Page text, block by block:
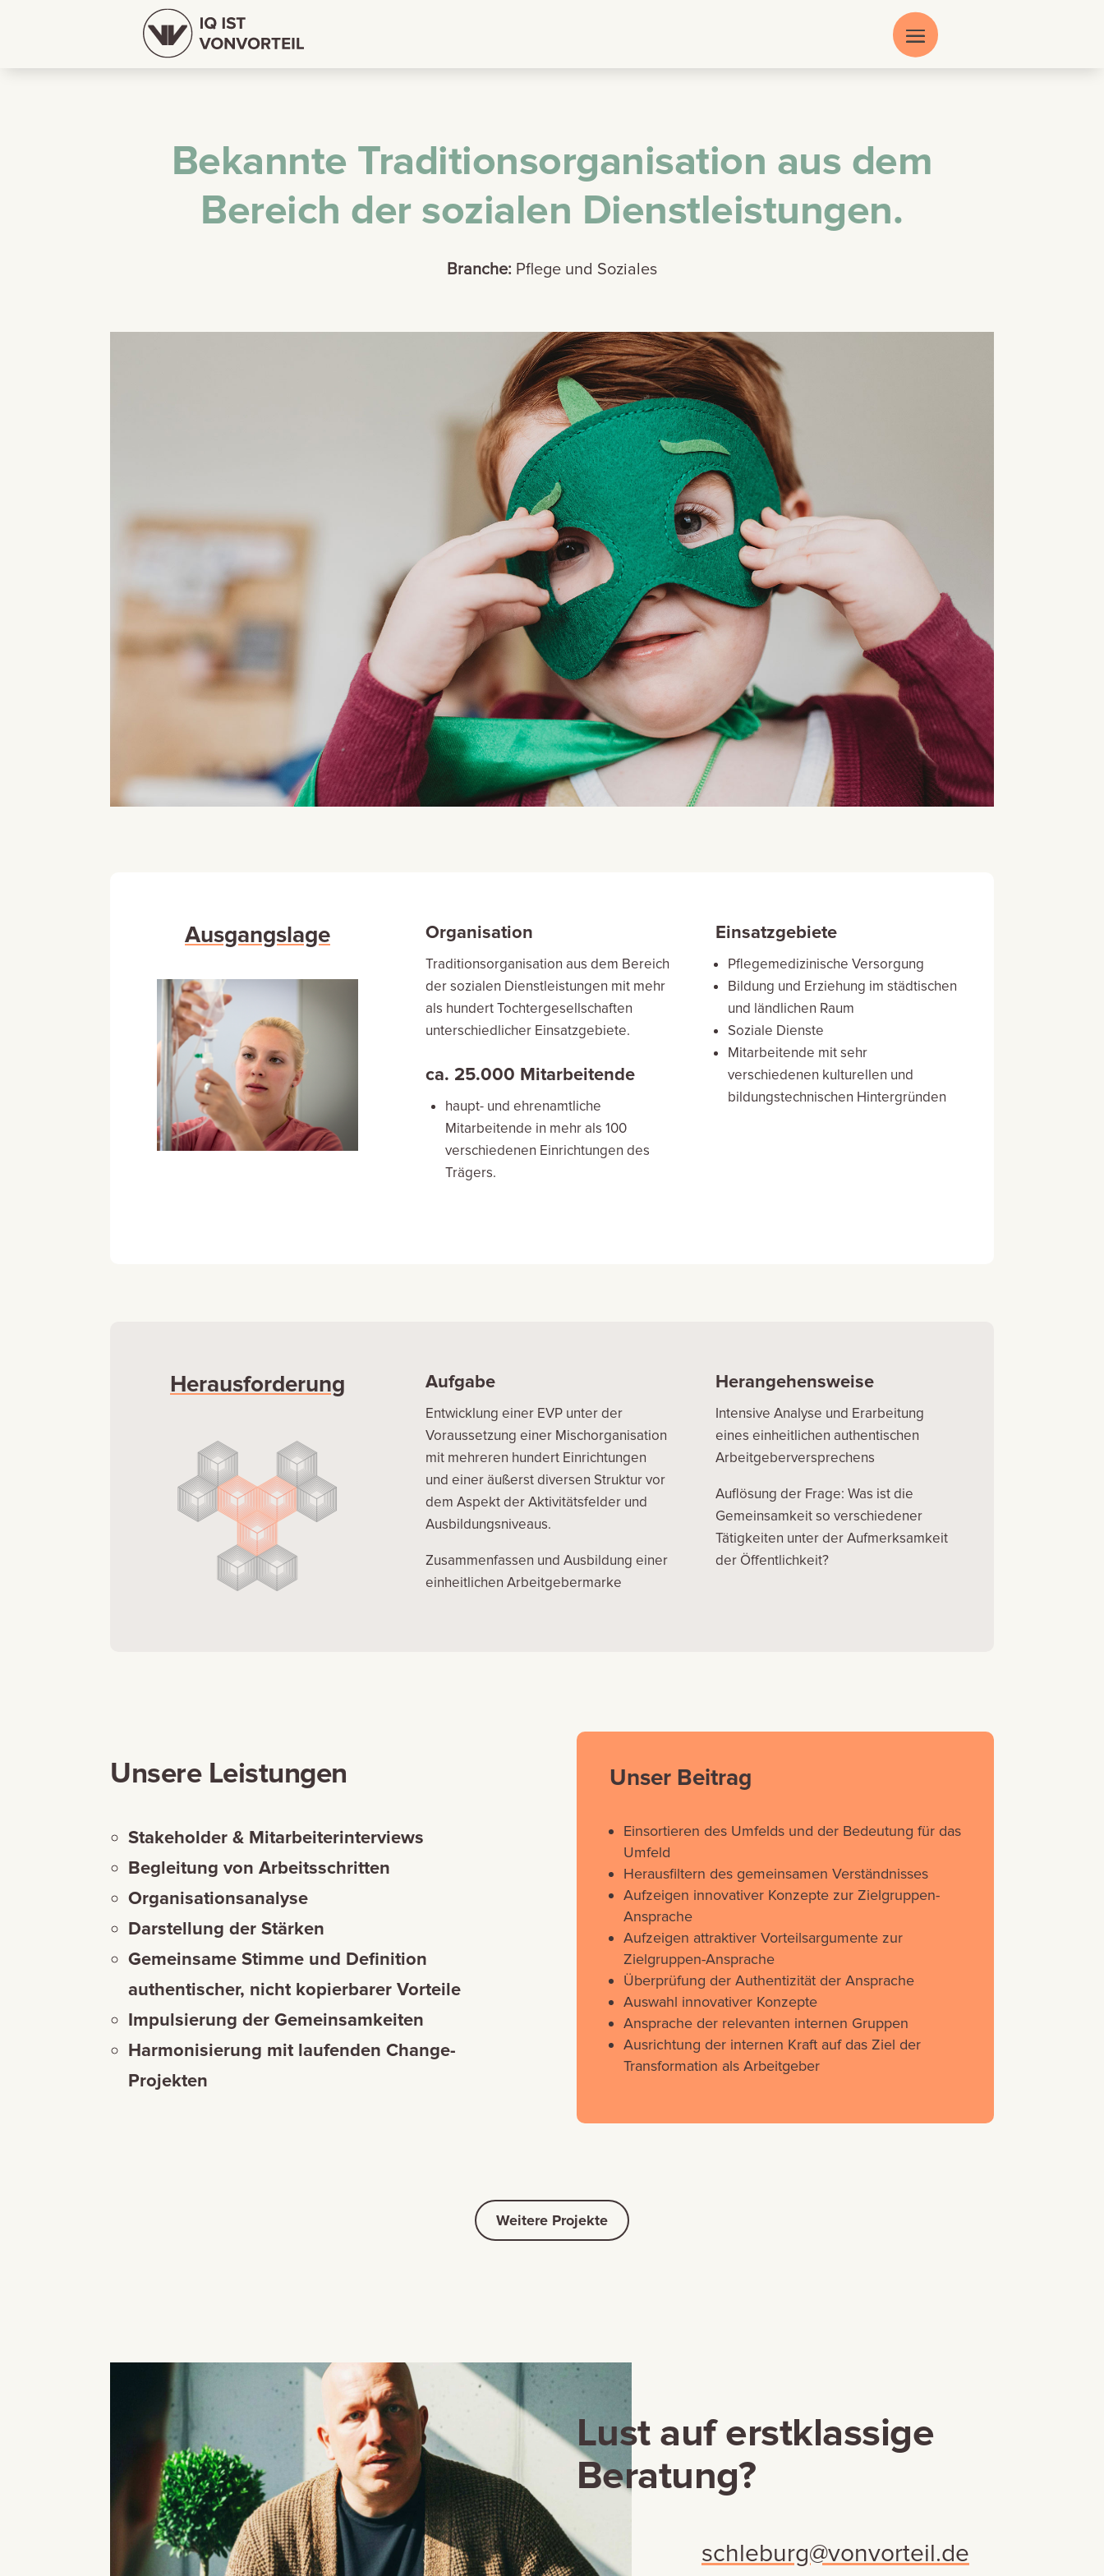
Bekannte Traditionsorganisation aus dem
Bereich der sozialen Dienstleistungen.
Branche: Pflege und Soziales
Ausgangslage Organisation
Traditionsorganisation aus dem Bereich
der sozialen Dienstleistungen mit mehr
als hundert Tochtergesellschaften
unterschiedlicher Einsatzgebiete.
ca. 25.000 Mitarbeitende
haupt- und ehrenamtliche
Mitarbeitende in mehr als 100
verschiedenen Einrichtungen des
Trägers.
Einsatzgebiete
Pflegemedizinische Versorgung
Bildung und Erziehung im städtischen
und ländlichen Raum
Soziale Dienste
Mitarbeitende mit sehr
verschiedenen kulturellen und
bildungstechnischen Hintergründen
Herausforderung Aufgabe
Entwicklung einer EVP unter der
Voraussetzung einer Mischorganisation
mit mehreren hundert Einrichtungen
und einer äußerst diversen Struktur vor
dem Aspekt der Aktivitätsfelder und
Ausbildungsniveaus.
Zusammenfassen und Ausbildung einer
einheitlichen Arbeitgebermarke
Herangehensweise
Intensive Analyse und Erarbeitung
eines einheitlichen authentischen
Arbeitgeberversprechens
Auflösung der Frage: Was ist die
Gemeinsamkeit so verschiedener
Tätigkeiten unter der Aufmerksamkeit
der Öffentlichkeit?
Unsere Leistungen
Stakeholder & Mitarbeiterinterviews
Begleitung von Arbeitsschritten
Organisationsanalyse
Darstellung der Stärken
Gemeinsame Stimme und Definition
authentischer, nicht kopierbarer Vorteile
Impulsierung der Gemeinsamkeiten
Harmonisierung mit laufenden Change-
Projekten
Unser Beitrag
Einsortieren des Umfelds und der Bedeutung für das
Umfeld
Herausfiltern des gemeinsamen Verständnisses
Aufzeigen innovativer Konzepte zur Zielgruppen-
Ansprache
Aufzeigen attraktiver Vorteilsargumente zur
Zielgruppen-Ansprache
Überprüfung der Authentizität der Ansprache
Auswahl innovativer Konzepte
Ansprache der relevanten internen Gruppen
Ausrichtung der internen Kraft auf das Ziel der
Transformation als Arbeitgeber
Weitere Projekte
Lust auf erstklassige
Beratung?
schleburg@vonvorteil.de